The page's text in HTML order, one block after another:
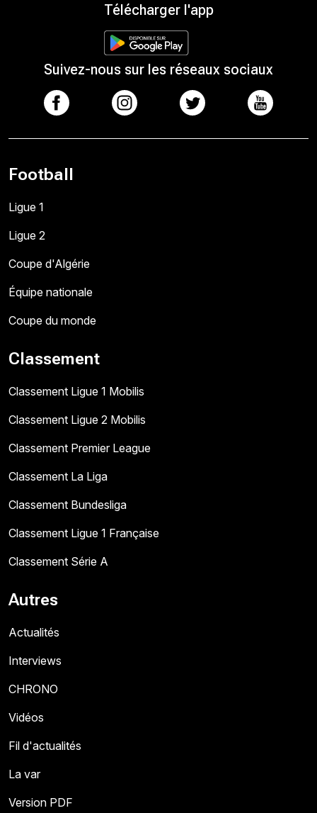
Télécharger l'app
Suivez-nous sur les réseaux sociaux
Football
Ligue 1
Ligue 2
Coupe d'Algérie
Équipe nationale
Coupe du monde
Classement
Classement Ligue 1 Mobilis
Classement Ligue 2 Mobilis
Classement Premier League
Classement La Liga
Classement Bundesliga
Classement Ligue 1 Française
Classement Série A
Autres
Actualités
Interviews
CHRONO
Vidéos
Fil d'actualités
La var
Version PDF